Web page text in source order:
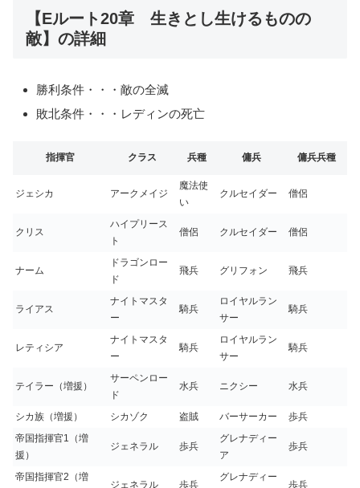
【Eルート20章 生きとし生けるものの
敵】の詳細
勝利条件・・・敵の全滅
敗北条件・・・レディンの死亡
指揮官 クラス 兵種 傭兵 傭兵兵種
ジェシカ アークメイジ
魔法使
い
クルセイダー 僧侶
クリス
ハイプリース
ト
僧侶 クルセイダー 僧侶
ナーム
ドラゴンロー
ド
飛兵 グリフォン 飛兵
ライアス
ナイトマスタ
ー
騎兵
ロイヤルラン
サー
騎兵
レティシア
ナイトマスタ
ー
騎兵
ロイヤルラン
サー
騎兵
テイラー（増援）
サーペンロー
ド
水兵 ニクシー 水兵
シカ族（増援） シカゾク 盗賊 バーサーカー
歩兵
帝国指揮官1（増
援）
ジェネラル 歩兵
グレナディー
ア
歩兵
帝国指揮官2（増
ジェネラル 歩兵
グレナディー
歩兵